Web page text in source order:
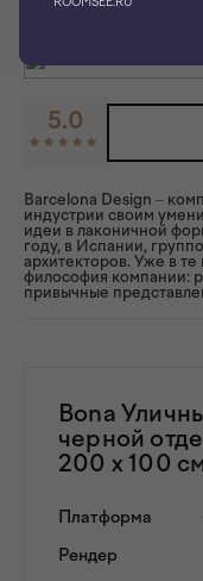
5.0
Barcelona Design –
индустрии своим
идеи в лаконичной
году, в Испании,
архитекторов. Уже в
философия компании:
привычные
Bona
черной
200 x 100
Платформа
Рендер